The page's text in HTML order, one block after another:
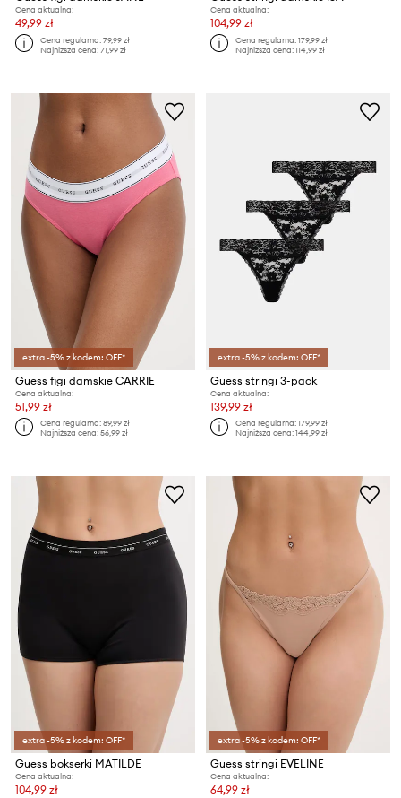
Cena aktualna:
49,99 zł
Cena regularna:79,99 zł
Najniższa cena:71,99 zł
Cena aktualna:
104,99 zł
Cena regularna:179,99 zł
Najniższa cena:114,99 zł
extra -5% z kodem: OFF*
Guess figi damskie CARRIE
Cena aktualna:
51,99 zł
Cena regularna:89,99 zł
Najniższa cena:56,99 zł
extra -5% z kodem: OFF*
Guess stringi 3-pack
Cena aktualna:
139,99 zł
Cena regularna:179,99 zł
Najniższa cena:144,99 zł
extra -5% z kodem: OFF*
Guess bokserki MATILDE
Cena aktualna:
104,99 zł
extra -5% z kodem: OFF*
Guess stringi EVELINE
Cena aktualna:
64,99 zł